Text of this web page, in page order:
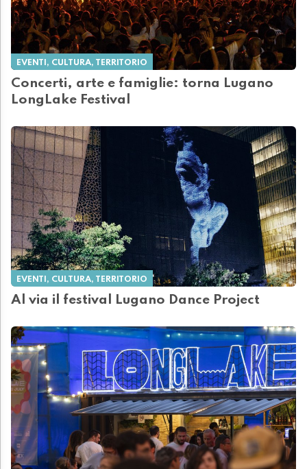
EVENTI, CULTURA, TERRITORIO
Concerti, arte e famiglie: torna Lugano
LongLake Festival
EVENTI, CULTURA, TERRITORIO
Al via il festival Lugano Dance Project